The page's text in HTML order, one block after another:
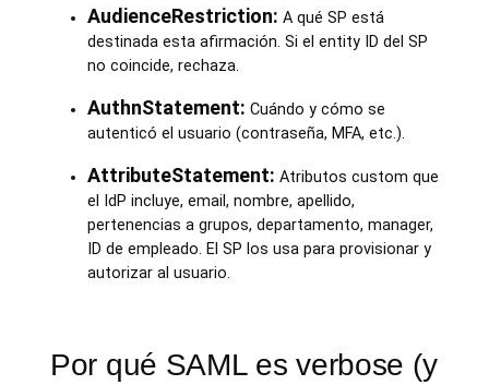
AudienceRestriction: A qué SP está
destinada esta afirmación. Si el entity ID del SP
no coincide, rechaza.
AuthnStatement: Cuándo y cómo se
autenticó el usuario (contraseña, MFA, etc.).
AttributeStatement: Atributos custom que
el IdP incluye, email, nombre, apellido,
pertenencias a grupos, departamento, manager,
ID de empleado. El SP los usa para provisionar y
autorizar al usuario.
Por qué SAML es verbose (y